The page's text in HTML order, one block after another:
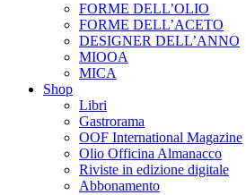
FORME DELL’OLIO
FORME DELL’ACETO
DESIGNER DELL’ANNO
MIOOA
MICA
Shop
Libri
Gastrorama
OOF International Magazine
Olio Officina Almanacco
Riviste in edizione digitale
Abbonamento